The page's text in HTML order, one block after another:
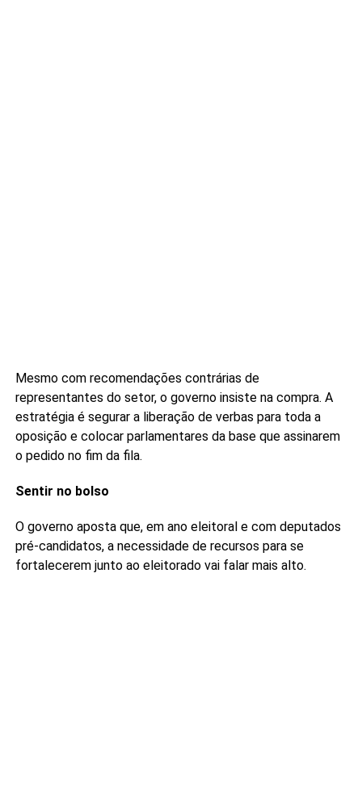
Mesmo com recomendações contrárias de
representantes do setor, o governo insiste na compra. A
estratégia é segurar a liberação de verbas para toda a
oposição e colocar parlamentares da base que assinarem
o pedido no fim da fila.
Sentir no bolso
O governo aposta que, em ano eleitoral e com deputados
pré-candidatos, a necessidade de recursos para se
fortalecerem junto ao eleitorado vai falar mais alto.